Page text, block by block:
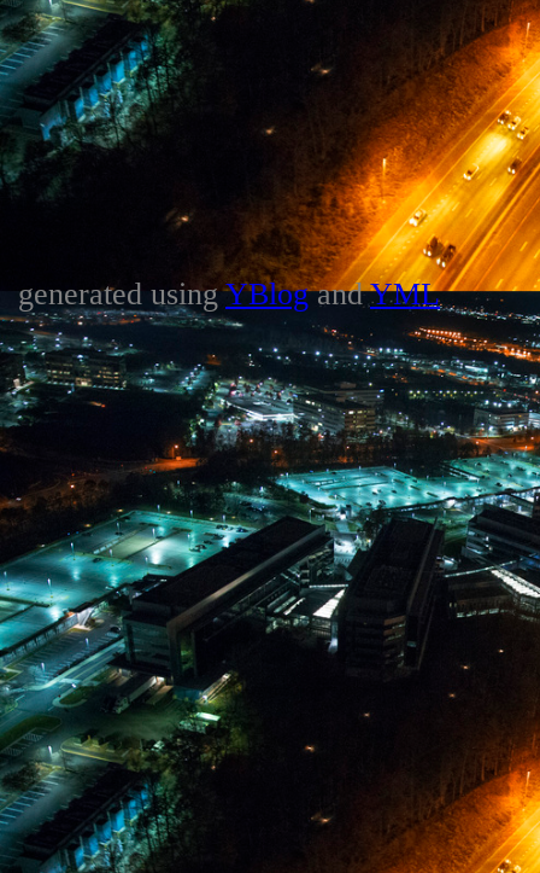
generated usingYBlogandYML